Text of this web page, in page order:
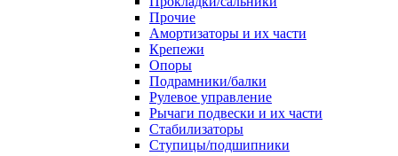
Прочие
Амортизаторы и их части
Крепежи
Опоры
Подрамники/балки
Рулевое управление
Рычаги подвески и их части
Стабилизаторы
Ступицы/подшипники